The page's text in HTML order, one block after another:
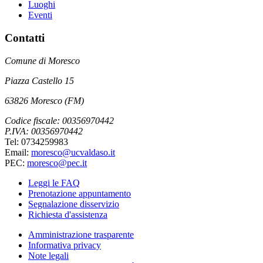
Luoghi
Eventi
Contatti
Comune di Moresco
Piazza Castello 15
63826 Moresco (FM)
Codice fiscale: 00356970442
P.IVA: 00356970442
Tel: 0734259983
Email: moresco@ucvaldaso.it
PEC: moresco@pec.it
Leggi le FAQ
Prenotazione appuntamento
Segnalazione disservizio
Richiesta d'assistenza
Amministrazione trasparente
Informativa privacy
Note legali